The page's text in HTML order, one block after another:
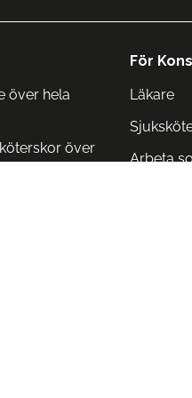
över hela
över
För
Läkare
Arbeta